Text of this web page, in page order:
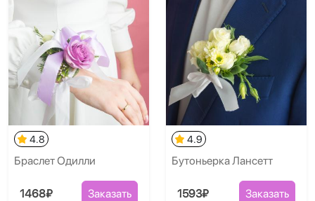
4.8
​Брасле​т Одилли
1468₽ Заказать
4.9
Бутоньерка Лансетт
1593₽ Заказать